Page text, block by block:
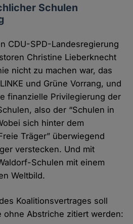
Schulen
CDU-SPD-Landesregierung
Christine Lieberknecht
nicht zu machen war, das
und Grüne Vorrang, und
finanzielle Privilegierung der
also der “Schulen in
sich hinter dem
Träger” überwiegend
verstecken. Und mit
Schulen mit einem
Weltbild.
Koalitionsvertrages soll
ohne Abstriche zitiert werden: